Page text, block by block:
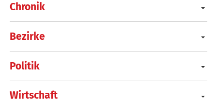
Chronik
Bezirke
Politik
Wirtschaft